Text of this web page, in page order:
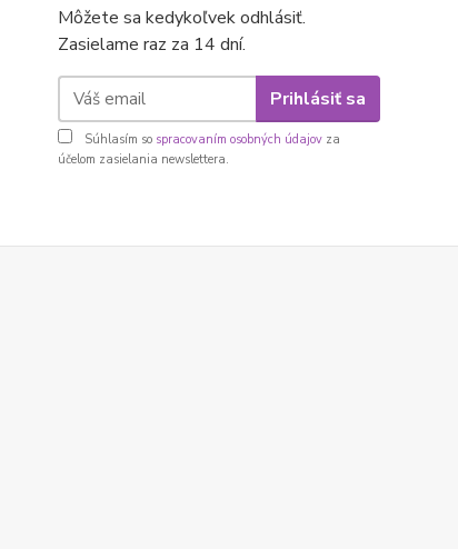
Môžete sa kedykoľvek odhlásiť.
Zasielame raz za 14 dní.
Prihlásiť sa
Súhlasím so spracovaním osobných údajov za
účelom zasielania newslettera.